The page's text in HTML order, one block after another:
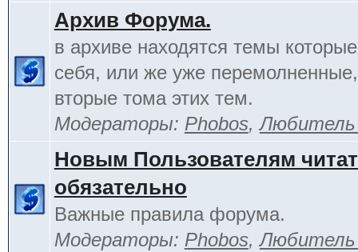
Архив Форума.
в архиве находятся темы
себя, или же уже
вторые тома этих тем.
Модераторы: Phobos,Любитель
Новым Пользователям
обязательно
Важные правила форума.
Модераторы: Phobos,Любитель